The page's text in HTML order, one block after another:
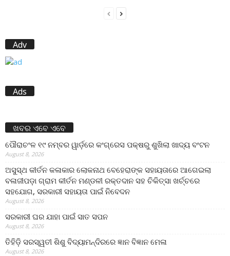
Adv
Ads
ଖବର ଏବେ ଏବେ
ପୌରାଚଂଳ ୧୯ ନମ୍ବର ୱାର୍ଡ଼ରେ କଂଗ୍ରେସ ପକ୍ଷରୁ ଶୁଖିଲା ଖାଦ୍ୟ ବଂଟନ
August 8, 2026
ଅସୁସ୍ଥ କୀର୍ତନ କଳାକାର ଲୋକନାଥ ବେହେରାଙ୍କ ସହାୟତାରେ ଆଗେଇଲା
ବଳାଜୀପଡ଼ା ଗ୍ରାମ କୀର୍ତନ ମଣ୍ଡଳୀ ରକ୍ତଦାନ ସହ ଚିକିତ୍ସା ଖର୍ଚ୍ଚରେ
ସହଯୋଗ, ସରକାରୀ ସହାୟତା ପାଇଁ ନିବେଦନ
August 8, 2026
ସରକାରୀ ଘର ଯାହା ପାଇଁ ସାତ ସପନ
August 8, 2026
ତିହିଡି଼ ସରସ୍ୱତୀ ଶିଶୁ ବିଦ୍ୟାମନ୍ଦିରରେ ଜ୍ଞାନ ବିଜ୍ଞାନ ମେଳା
August 8, 2026